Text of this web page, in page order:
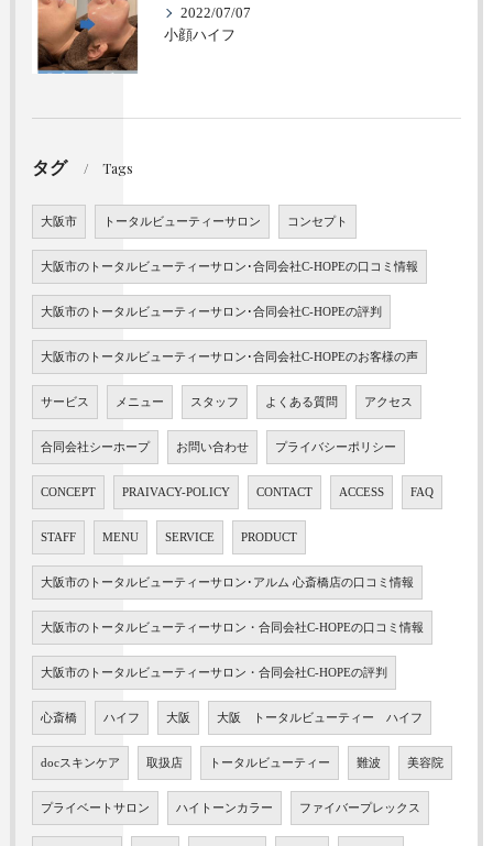
2022/07/07
小顔ハイフ
タグ Tags
大阪市 トータルビューティーサロン コンセプト
大阪市のトータルビューティーサロン･合同会社C-HOPEの口コミ情報
大阪市のトータルビューティーサロン･合同会社C-HOPEの評判
大阪市のトータルビューティーサロン･合同会社C-HOPEのお客様の声
サービス メニュー スタッフ よくある質問 アクセス
合同会社シーホープ お問い合わせ プライバシーポリシー
CONCEPT PRAIVACY-POLICY CONTACT ACCESS FAQ
STAFF MENU SERVICE PRODUCT
大阪市のトータルビューティーサロン･アルム 心斎橋店の口コミ情報
大阪市のトータルビューティーサロン・合同会社C-HOPEの口コミ情報
大阪市のトータルビューティーサロン・合同会社C-HOPEの評判
心斎橋 ハイフ 大阪 大阪 トータルビューティー ハイフ
docスキンケア 取扱店 トータルビューティー 難波 美容院
プライベートサロン ハイトーンカラー ファイバープレックス